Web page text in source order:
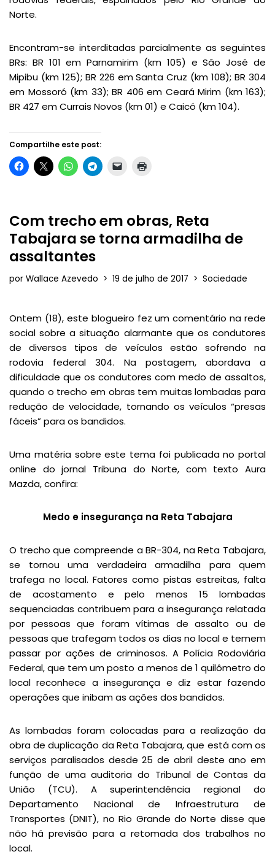
Norte.
Encontram-se interditadas parcialmente as seguintes
BRs: BR 101 em Parnamirim (km 105) e São José de
Mipibu (km 125); BR 226 em Santa Cruz (km 108); BR 304
em Mossoró (km 33); BR 406 em Ceará Mirim (km 163);
BR 427 em Currais Novos (km 01) e Caicó (km 104).
Compartilhe este post:
Com trecho em obras, Reta
Tabajara se torna armadilha de
assaltantes
por Wallace Azevedo 19 de julho de 2017 Sociedade
Ontem (18), este blogueiro fez um comentário na rede
social sobre a situação alarmante que os condutores
de diversos tipos de veículos estão sofrendo na
rodovia federal 304. Na postagem, abordava a
dificuldade que os condutores com medo de assaltos,
quando o trecho em obras tem muitas lombadas para
redução de velocidade, tornando os veículos “presas
fáceis” para os bandidos.
Uma matéria sobre este tema foi publicada no portal
online do jornal Tribuna do Norte, com texto Aura
Mazda, confira:
Medo e insegurança na Reta Tabajara
O trecho que compreende a BR-304, na Reta Tabajara,
se tornou uma verdadeira armadilha para quem
trafega no local. Fatores como pistas estreitas, falta
de acostamento e pelo menos 15 lombadas
sequenciadas contribuem para a insegurança relatada
por pessoas que foram vítimas de assalto ou de
pessoas que trafegam todos os dias no local e temem
passar por ações de criminosos. A Polícia Rodoviária
Federal, que tem um posto a menos de 1 quilômetro do
local reconhece a insegurança e diz estar fazendo
operações que inibam as ações dos bandidos.
As lombadas foram colocadas para a realização da
obra de duplicação da Reta Tabajara, que está com os
serviços paralisados desde 25 de abril deste ano em
função de uma auditoria do Tribunal de Contas da
União (TCU). A superintendência regional do
Departamento Nacional de Infraestrutura de
Transportes (DNIT), no Rio Grande do Norte disse que
não há previsão para a retomada dos trabalhos no
local.